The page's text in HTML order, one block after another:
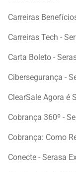
Carreiras
Carreiras Tech -
Carta Boleto -
Cibersegurança -
ClearSale Agora é
Cobrança 360º -
Cobrança: Como
Conecte - Serasa